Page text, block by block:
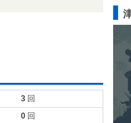
3回
0回